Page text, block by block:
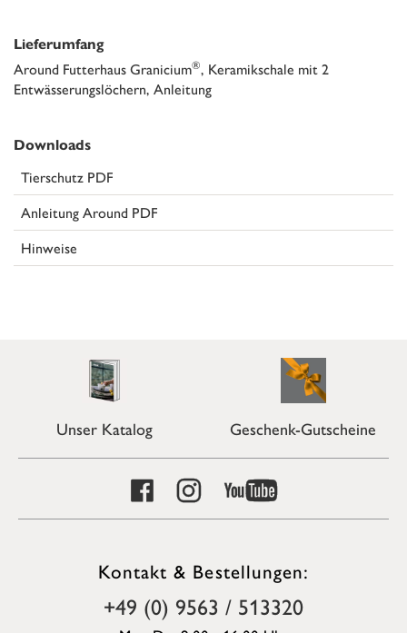
Lieferumfang
Around Futterhaus Granicium®, Keramikschale mit 2
Entwässerungslöchern, Anleitung
Downloads
Tierschutz PDF
Anleitung Around PDF
Hinweise
Unser Katalog Geschenk-Gutscheine
Kontakt & Bestellungen:
+49 (0) 9563 / 513320